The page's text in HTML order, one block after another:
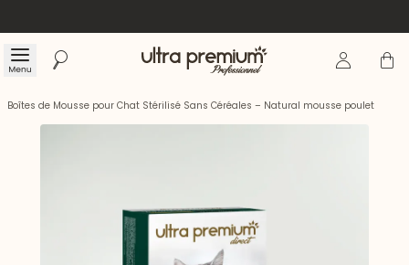
Menu Rechercher Accueil Se Panier
Boîtes de Mousse pour Chat Stérilisé Sans Céréales – Natural mousse poulet